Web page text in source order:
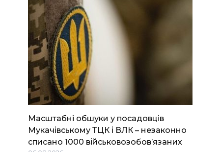
Масштабні обшуки у посадовців
Мукачівському ТЦК і ВЛК – незаконно
списано 1000 військовозобов’язаних